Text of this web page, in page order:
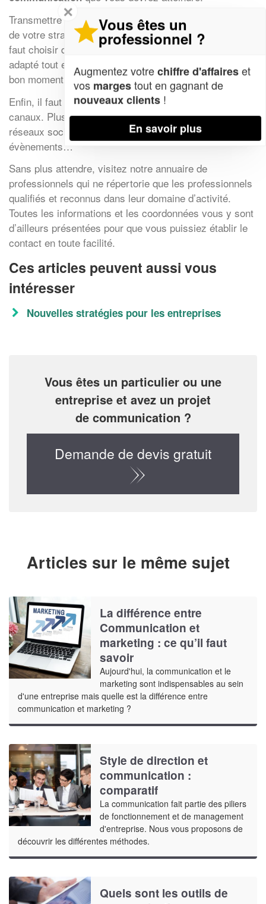
Transmettre le bon message est une étape primordiale
de votre stratégie de communication. Pour ce faire, il
faut choisir des mots qui impacteront votre cible, un ton
adapté tout en faisant passer une émotion. Tout cela au
bon moment.
Enfin, il faut communiquer votre message sur les bons
canaux. Plusieurs médias s’offrent à vous : site web,
réseaux sociaux, communication print, salons et
évènements…
Sans plus attendre, visitez notre annuaire de
professionnels qui ne répertorie que les professionnels
qualifiés et reconnus dans leur domaine d’activité.
Toutes les informations et les coordonnées vous y sont
d’ailleurs présentées pour que vous puissiez établir le
contact en toute facilité.
Ces articles peuvent aussi vous
intéresser
Nouvelles stratégies pour les entreprises
Vous êtes un particulier ou une
entreprise et avez un projet
de communication ?
Demande de devis gratuit
Articles sur le même sujet
La différence entre
Communication et
marketing : ce qu’il faut
savoir
Aujourd'hui, la communication et le
marketing sont indispensables au sein
d'une entreprise mais quelle est la différence entre
communication et marketing ?
Style de direction et
communication :
comparatif
La communication fait partie des piliers
de fonctionnement et de management
d'entreprise. Nous vous proposons de
découvrir les différentes méthodes.
Quels sont les outils de
✕
Vous êtes un
professionnel ?
Augmentez votrechiffre d'affaireset
vos margestout en gagnant de
nouveaux clients !
En savoir plus